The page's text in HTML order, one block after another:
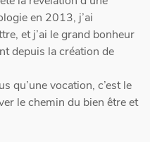
en 2013, j’ai
et j’ai le grand bonheur
depuis la création de
qu’une vocation, c’est le
le chemin du bien être et